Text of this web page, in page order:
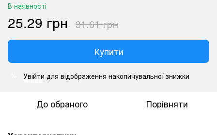
В наявності
25.29 грн 31.61 грн
Купити
Увійти для відображення накопичувальної знижки
До обраного Порівняти